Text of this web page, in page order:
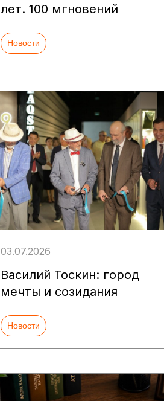
лет. 100 мгновений
Новости
03.07.2026
Василий Тоскин: город
мечты и созидания
Новости